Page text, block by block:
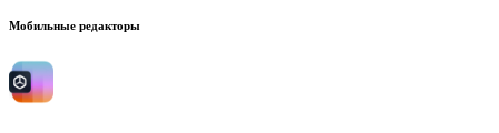
Мобильные редакторы